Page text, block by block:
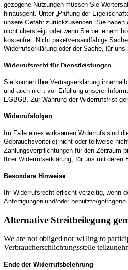
gezogene Nutzungen müssen Sie
hinausgeht. Unter „Prüfung der
unsere Gefahr zurückzusenden. Sie
nicht übersteigt oder wenn Sie bei einem
kostenfrei. Nicht paketversandfähige
Widerrufserklärung oder der Sache, für uns
Widerrufsrecht für Dienstleistungen
Sie können Ihre Vertragserklärung
und auch nicht vor Erfüllung unserer
EGBGB. Zur Wahrung der Widerrufsfrist
Widerrufsfolgen
Im Falle eines wirksamen Widerrufs sind
Gebrauchsvorteile) nicht oder teilweise
Zahlungsverpflichtungen für den Zeitraum
Ihrer Widerrufserklärung, für uns mit deren
Besondere Hinweise
Ihr Widerrufsrecht erlischt vorzeitig, wenn
Anfertigungen und/oder benutzte/getragene
Alternative Streitbeilegung
We are not obliged nor willing to
Verbraucherschlichtungsstelle
Ende der Widerrufsbelehrung